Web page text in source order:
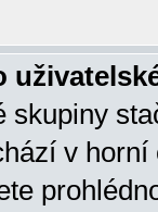
skupiny
v horní